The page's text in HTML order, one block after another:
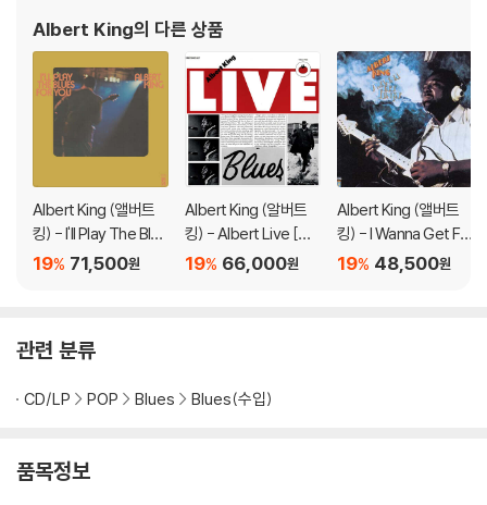
Albert King의 다른 상품
Albert King (앨버트
킹) - I'll Play The Blue
s For You [LP]
71,500원
19%
Albert King (알버트
킹) - Albert Live [블
랙 & 화이트 컬러 2LP]
66,000원
19%
Albert King (앨버트
킹) - I Wanna Get Fu
nky [LP]48,500원
19%
관련 분류
CD/LP POP Blues Blues(수입)
품목정보